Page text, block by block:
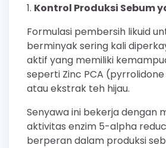
Kontrol Produksi Sebum
Formulasi pembersih likuid
berminyak sering kali
aktif yang memiliki
seperti Zinc PCA
atau ekstrak teh hijau.
Senyawa ini bekerja dengan
aktivitas enzim 5-alpha
berperan dalam produksi